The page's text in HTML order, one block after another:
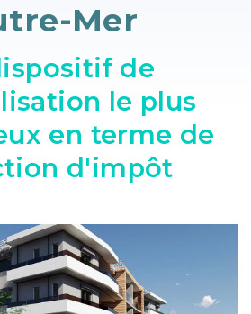
Mer
de
le plus
en terme de
d'impôt